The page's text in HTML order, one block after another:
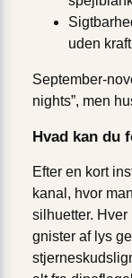
uden
September-
nights”, men
Hvad kan du
Efter en kort
kanal, hvor
silhuetter.
gnister af lys